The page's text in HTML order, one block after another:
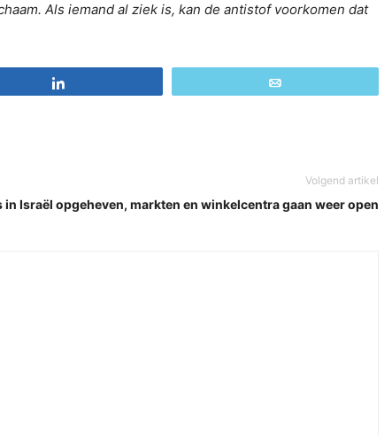
Als iemand al ziek is, kan de antistof voorkomen dat
Volgend artikel
in Israël opgeheven, markten en winkelcentra gaan weer open